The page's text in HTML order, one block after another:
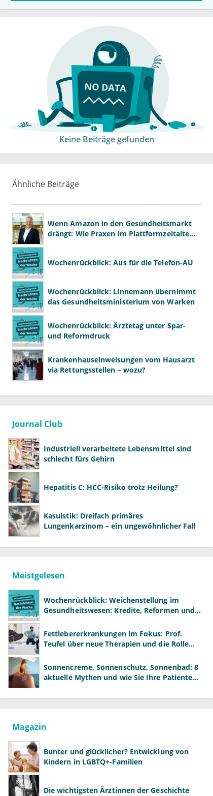
Keine Beiträge gefunden
Ähnliche Beiträge
Wenn Amazon in den Gesundheitsmarkt
drängt: Wie Praxen im Plattformzeitalter
Wochenrückblick: Aus für die Telefon-AU
Wochenrückblick: Linnemann übernimmt
das Gesundheitsministerium von Warken
Wochenrückblick: Ärztetag unter Spar-
und Reformdruck
Krankenhauseinweisungen vom Hausarzt
via Rettungsstellen – wozu?
Journal Club
Industriell verarbeitete Lebensmittel sind
schlecht fürs Gehirn
Hepatitis C: HCC-Risiko trotz Heilung?
Kasuistik: Dreifach primäres
Lungenkarzinom – ein ungewöhnlicher Fall
Meistgelesen
Wochenrückblick: Weichenstellung im
Gesundheitswesen: Kredite, Reformen und
Fettlebererkrankungen im Fokus: Prof.
Teufel über neue Therapien und die Rolle
Sonnencreme, Sonnenschutz, Sonnenbad: 8
aktuelle Mythen und wie Sie Ihre Patienten
Magazin
Bunter und glücklicher? Entwicklung von
Kindern in LGBTQ+-Familien
Die wichtigsten Ärztinnen der Geschichte